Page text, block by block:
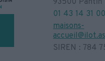
93500 Pantin
01 43 14 31 00
maisons-
SIREN : 784